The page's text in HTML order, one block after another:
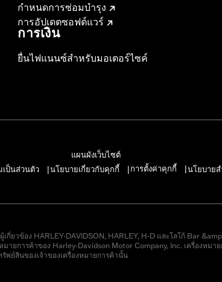
กำหนดการซ่อมบำรุง
การอัปเดตซอฟต์แวร์
การเงิน
ยื่นไฟแนนซ์สำหรับมอเตอร์ไซค์
แผนผังเว็บไซต์
ป็นส่วนตัว นโยบายเกี่ยวกับคุกกี้ การตั้งค่าคุกกี้ นโยบายส
กี่ยวข้อง HARLEY-DAVIDSON, HARLEY, H-D และโลโก้ Bar
มายการค้าของ Harley-Davidson Motor Company, Inc. เครื่องหมา
พย์สินของเจ้าของเครื่องหมายการค้านั้น